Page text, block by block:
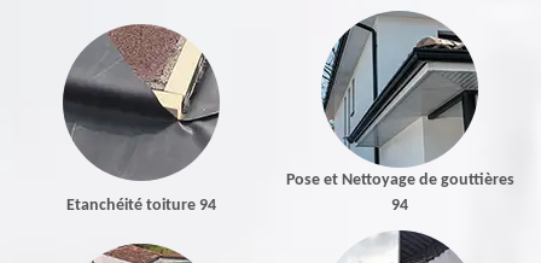
Etanchéité toiture 94
Pose et Nettoyage de gouttières
94